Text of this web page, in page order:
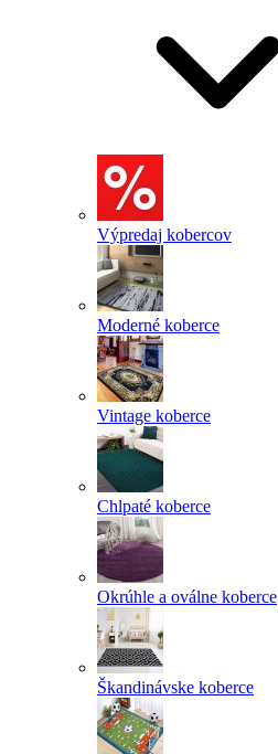
Výpredaj kobercov
Moderné koberce
Vintage koberce
Chlpaté koberce
Okrúhle a oválne koberce
Škandinávske koberce